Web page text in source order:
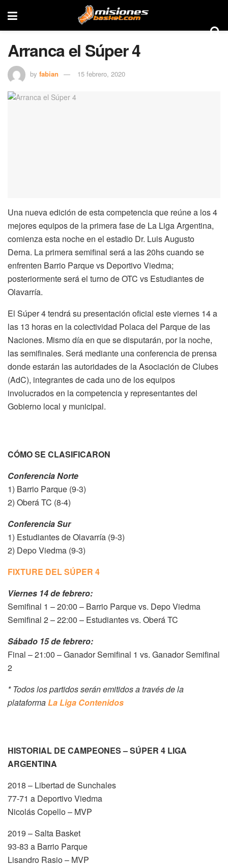
Arranca el Súper 4
by fabian 15 febrero, 2020
Una nueva edición de esta competencia que reúne a los 4
mejores equipos de la primera fase de La Liga Argentina,
comienza esta noche en el estadio Dr. Luis Augusto
Derna. La primera semifinal será a las 20hs cuando se
enfrenten Barrio Parque vs Deportivo Viedma;
posteriormente será el turno de OTC vs Estudiantes de
Olavarría.
El Súper 4 tendrá su presentación oficial este viernes 14 a
las 13 horas en la colectividad Polaca del Parque de las
Naciones. Mismo día en que se disputarán, por la noche,
las semifinales. Será mediante una conferencia de prensa
donde estarán las autoridades de la Asociación de Clubes
(AdC), integrantes de cada uno de los equipos
involucrados en la competencia y representantes del
Gobierno local y municipal.
CÓMO SE CLASIFICARON
Conferencia Norte
1) Barrio Parque (9-3)
2) Oberá TC (8-4)
Conferencia Sur
1) Estudiantes de Olavarría (9-3)
2) Depo Viedma (9-3)
FIXTURE DEL SÚPER 4
Viernes 14 de febrero:
Semifinal 1 – 20:00 – Barrio Parque vs. Depo Viedma
Semifinal 2 – 22:00 – Estudiantes vs. Oberá TC
Sábado 15 de febrero:
Final – 21:00 – Ganador Semifinal 1 vs. Ganador Semifinal
2
* Todos los partidos serán emitidos a través de la
plataformaLa Liga Contenidos
HISTORIAL DE CAMPEONES – SÚPER 4 LIGA
ARGENTINA
2018 – Libertad de Sunchales
77-71 a Deportivo Viedma
Nicolás Copello – MVP
2019 – Salta Basket
93-83 a Barrio Parque
Lisandro Rasio – MVP